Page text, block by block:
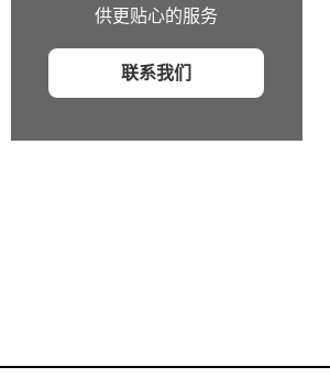
供更贴心的服务
联系我们